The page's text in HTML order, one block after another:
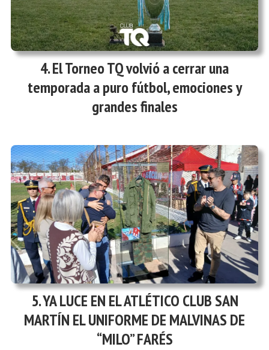
El Torneo TQ volvió a cerrar una
temporada a puro fútbol, emociones y
grandes finales
YA LUCE EN EL ATLÉTICO CLUB SAN
MARTÍN EL UNIFORME DE MALVINAS DE
“MILO” FARÉS